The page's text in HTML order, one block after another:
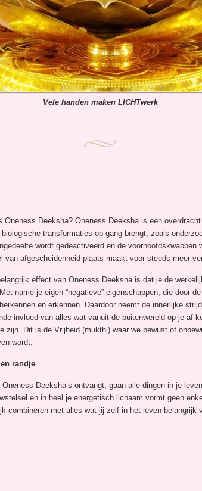
Vele handen maken LICHTwerk
Oneness Deeksha? Oneness Deeksha is een
biologische transformaties op gang brengt, zoals
wordt gedeactiveerd en de
van afgescheidenheid plaats maakt voor steeds meer
effect van Oneness Deeksha is dat je de
name je eigen “negatieve” eigenschappen, die door
en erkennen. Daardoor neemt de innerlijke
invloed van alles wat vanuit de buitenwereld op je af
zijn. Dit is de Vrijheid (mukthi) waar we bewust of
wordt.
randje
Deeksha’s ontvangt, gaan alle dingen in je
en in heel je energetisch lichaam vormt geen
combineren met alles wat jij zelf in het leven belangrijk